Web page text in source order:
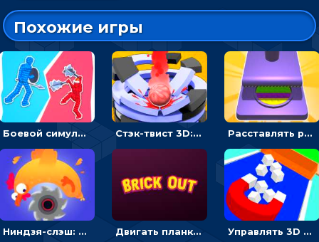
Похожие игры
Боевой симулятор 3D: повтори позу рыцаря и победи врага Стэк-твист 3D: тапай по шарику, чтобы разбивать платформы Расставлять резиновые кубики, чтобы делать поп-ит - гиперказуальные
Ниндзя-слэш: запускай оружие по целям и становись мастером сюрикенов Двигать планку и бить шариком по цветным блокам - гиперказуальная Управлять 3D магнитом, чтобы собирать фигуры и сбрасывать в пропасть